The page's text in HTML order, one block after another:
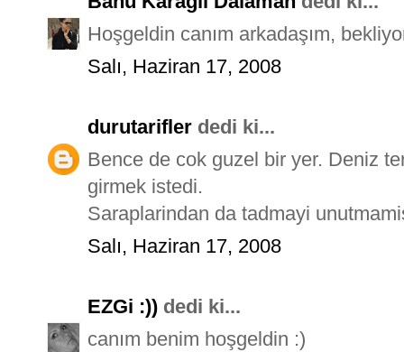
Hoşgeldin canım arkadaşım,
Salı, Haziran 17, 2008
durutarifler dedi ki...
Bence de cok guzel bir yer. Deniz
girmek istedi.
Saraplarindan da tadmayi
Salı, Haziran 17, 2008
EZGi :)) dedi ki...
canım benim hoşgeldin :)